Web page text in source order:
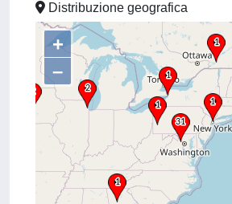
Distribuzione geografica
+
–